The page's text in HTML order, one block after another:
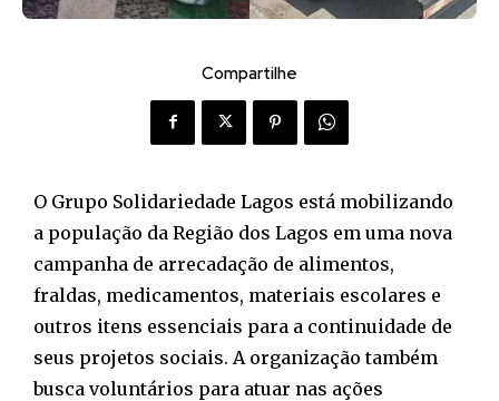
Compartilhe
O Grupo Solidariedade Lagos está mobilizando
a população da Região dos Lagos em uma nova
campanha de arrecadação de alimentos,
fraldas, medicamentos, materiais escolares e
outros itens essenciais para a continuidade de
seus projetos sociais. A organização também
busca voluntários para atuar nas ações